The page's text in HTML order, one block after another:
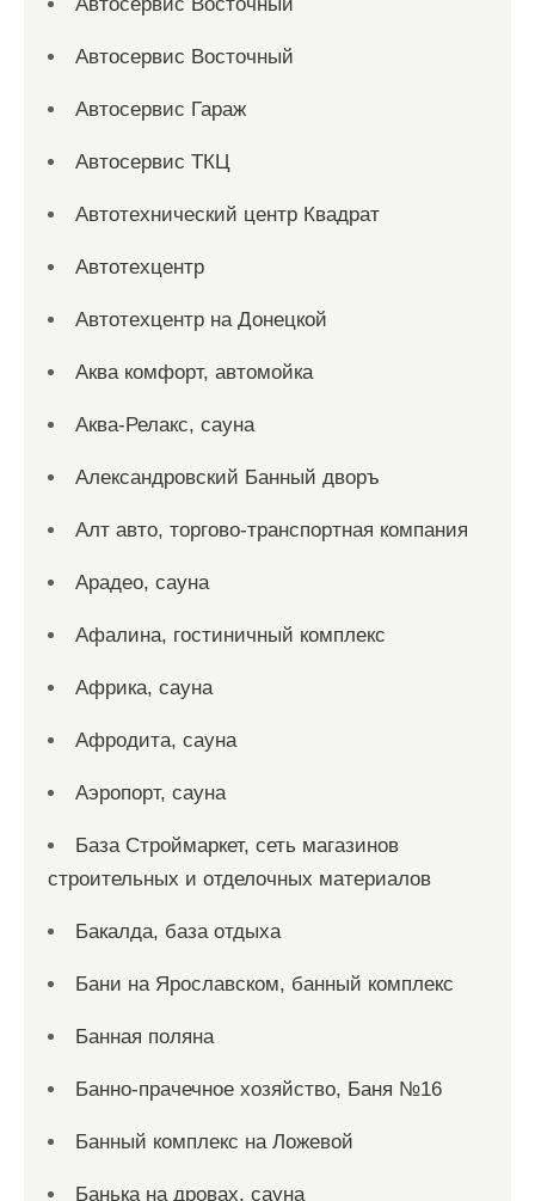
Автосервис Восточный
Автосервис Гараж
Автосервис ТКЦ
Автотехнический центр Квадрат
Автотехцентр
Автотехцентр на Донецкой
Аква комфорт, автомойка
Аква-Релакс, сауна
Александровский Банный дворъ
Алт авто, торгово-транспортная компания
Арадео, сауна
Афалина, гостиничный комплекс
Африка, сауна
Афродита, сауна
Аэропорт, сауна
База Строймаркет, сеть магазинов
строительных и отделочных материалов
Бакалда, база отдыха
Бани на Ярославском, банный комплекс
Банная поляна
Банно-прачечное хозяйство, Баня №16
Банный комплекс на Ложевой
Банька на дровах, сауна